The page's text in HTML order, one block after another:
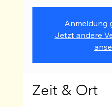
Anmeldung
Jetzt andere
Zeit & Ort